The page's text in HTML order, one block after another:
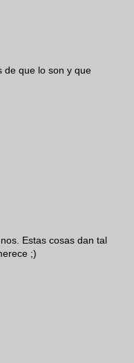
de que lo son y que
Estas cosas dan tal
;)